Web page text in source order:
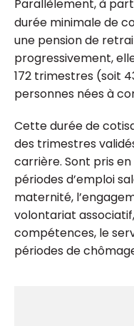
Parallèlement, à
durée minimale de
une pension de
progressivement,
172 trimestres (soit
personnes nées à
Cette durée de
des trimestres
carrière. Sont pris
périodes d’emploi
maternité,
volontariat
compétences, le
périodes de